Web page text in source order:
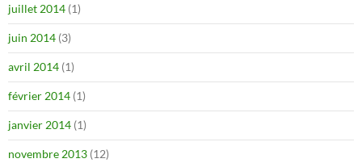
juillet 2014 (1)
juin 2014 (3)
avril 2014 (1)
février 2014 (1)
janvier 2014 (1)
novembre 2013 (12)